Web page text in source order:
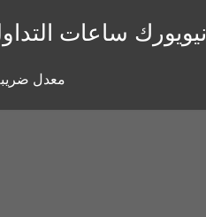
نيويورك ساعات
معدل